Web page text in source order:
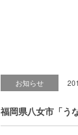
お知らせ
福岡県八女市「う